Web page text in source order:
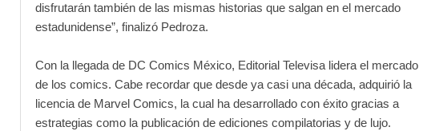
disfrutarán también de las mismas historias que salgan en el mercado
estadunidense”, finalizó Pedroza.
Con la llegada de DC Comics México, Editorial Televisa lidera el mercado
de los comics. Cabe recordar que desde ya casi una década, adquirió la
licencia de Marvel Comics, la cual ha desarrollado con éxito gracias a
estrategias como la publicación de ediciones compilatorias y de lujo.